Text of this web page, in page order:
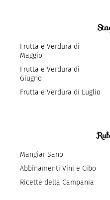
Frutta e Verdura di
Maggio
Frutta e Verdura di
Giugno
Frutta e Verdura di Luglio
Mangiar Sano
Abbinamenti Vini e Cibo
Ricette della Campania